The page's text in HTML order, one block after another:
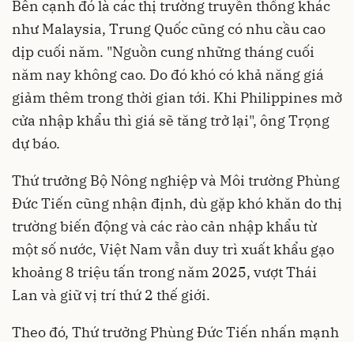
Bên cạnh đó là các thị trường truyền thống khác
như Malaysia, Trung Quốc cũng có nhu cầu cao
dịp cuối năm. "Nguồn cung những tháng cuối
năm nay không cao. Do đó khó có khả năng giá
giảm thêm trong thời gian tới. Khi Philippines mở
cửa nhập khẩu thì giá sẽ tăng trở lại", ông Trọng
dự báo.
Thứ trưởng Bộ Nông nghiệp và Môi trường Phùng
Đức Tiến cũng nhận định, dù gặp khó khăn do thị
trường biến động và các rào cản nhập khẩu từ
một số nước, Việt Nam vẫn duy trì xuất khẩu gạo
khoảng 8 triệu tấn trong năm 2025, vượt Thái
Lan và giữ vị trí thứ 2 thế giới.
Theo đó, Thứ trưởng Phùng Đức Tiến nhấn mạnh